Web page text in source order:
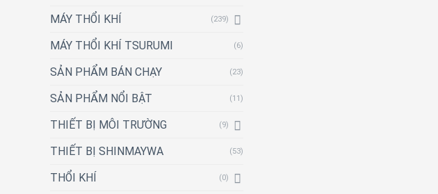
MÁY THỔI KHÍ (239)
MÁY THỔI KHÍ TSURUMI (6)
SẢN PHẨM BÁN CHẠY (23)
SẢN PHẨM NỔI BẬT (11)
THIẾT BỊ MÔI TRƯỜNG (9)
THIẾT BỊ SHINMAYWA (53)
THỔI KHÍ (0)